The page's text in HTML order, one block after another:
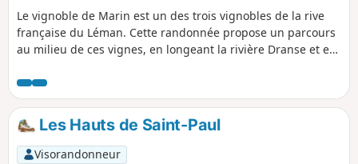
Le vignoble de Marin est un des trois vignobles de la rive
française du Léman. Cette randonnée propose un parcours
au milieu de ces vignes, en longeant la rivière Dranse et en
sur la Lac Léman.
Les Hauts de Saint-Paul
Visorandonneur